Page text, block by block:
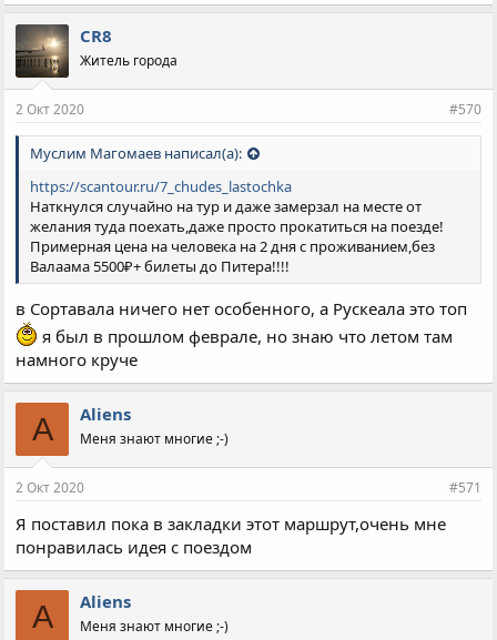
CR8
Житель города
2 Окт 2020 #570
Муслим Магомаев написал(а):
https://scantour.ru/7_chudes_lastochka
Наткнулся случайно на тур и даже замерзал на месте от
желания туда поехать,даже просто прокатиться на поезде!
Примерная цена на человека на 2 дня с проживанием,без
Валаама 5500₽+ билеты до Питера!!!!
в Сортавала ничего нет особенного, а Рускеала это топ
я был в прошлом феврале, но знаю что летом там
намного круче
A Aliens
Меня знают многие ;-)
2 Окт 2020 #571
Я поставил пока в закладки этот маршрут,очень мне
понравилась идея с поездом
A Aliens
Меня знают многие ;-)